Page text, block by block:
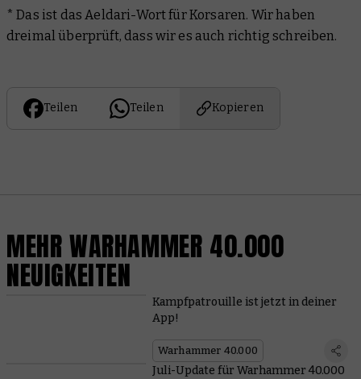
* Das ist das Aeldari-Wort für Korsaren. Wir haben
dreimal überprüft, dass wir es auch richtig schreiben.
Teilen Teilen Kopieren
MEHR WARHAMMER 40.000
NEUIGKEITEN
Kampfpatrouille ist jetzt in deiner
App!
Warhammer 40.000
Juli-Update für Warhammer 40.000